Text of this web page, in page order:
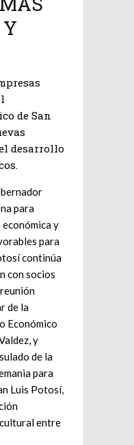
de San
desarrollo
para
y
para
continúa
con socios
de la
Económico
y
de la
para
Luis Potosí,
entre